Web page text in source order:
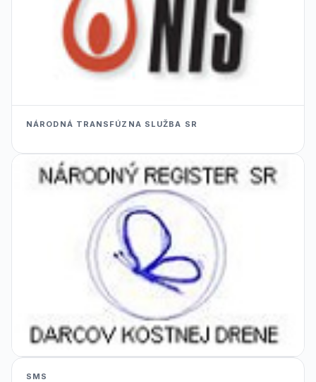
NÁRODNÁ TRANSFÚZNA SLUŽBA SR
SMS